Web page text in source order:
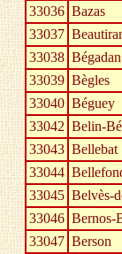
33036 Bazas
33037
33038 Bégadan
33039 Bègles
33040 Béguey
33042 Belin-
33043 Bellebat
33044
33045 Belvès-
33046 Bernos-
33047 Berson